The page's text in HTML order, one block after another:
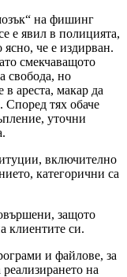
на фишинг
е явил в полицията,
ясно, че е издирван.
смекчаващото
свобода, но
в ареста, макар да
Според тях обаче
уточни
включително
категорични са
защото
клиентите си.
и файлове, за
на